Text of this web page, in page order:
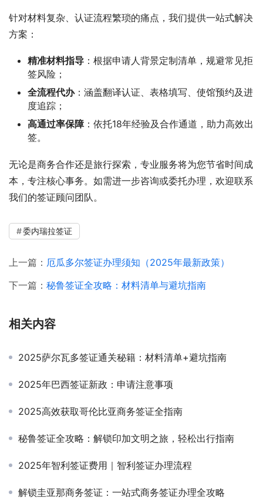
针对材料复杂、认证流程繁琐的痛点，我们提供一站式解决
方案：
精准材料指导 ：根据申请人背景定制清单，规避常见拒
签风险；
全流程代办：涵盖翻译认证、表格填写、使馆预约及进
度追踪；
高通过率保障：依托18年经验及合作通道，助力高效出
签。
无论是商务合作还是旅行探索，专业服务将为您节省时间成
本，专注核心事务。如需进一步咨询或委托办理，欢迎联系
我们的签证顾问团队。
委内瑞拉签证
上一篇： 厄瓜多尔签证办理须知（2025年最新政策）
下一篇： 秘鲁签证全攻略：材料清单与避坑指南
相关内容
2025萨尔瓦多签证通关秘籍：材料清单+避坑指南
2025年巴西签证新政：申请注意事项
2025高效获取哥伦比亚商务签证全指南
秘鲁签证全攻略：解锁印加文明之旅，轻松出行指南
2025年智利签证费用｜智利签证办理流程
解锁圭亚那商务签证：一站式商务签证办理全攻略